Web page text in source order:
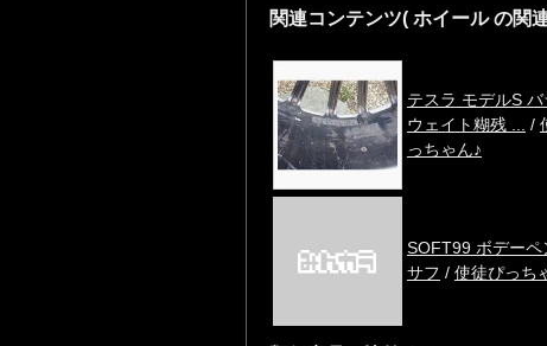
関連コンテンツ( ホイール の関
テスラ モデルS バ
ウェイト糊残 ...
/
っちゃん♪
SOFT99 ボデーペ
サフ / 使徒ぴっち